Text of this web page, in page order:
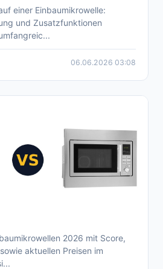
2026: Kaufberatung und
einer Einbaumikrowelle:
und Zusatzfunktionen
06.06.2026 03:08
Vergleich 2026
2026 mit Score,
aktuellen Preisen im